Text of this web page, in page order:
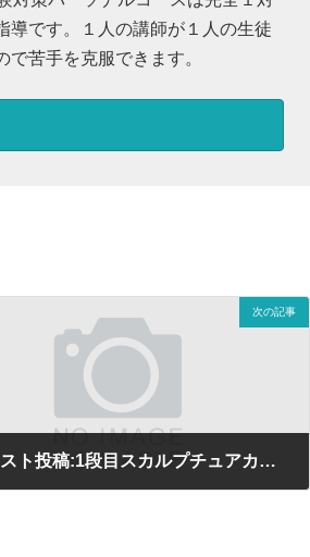
導です。１人の講師が１人の生徒
で苦手を克服できます。
次の記事
リクエスト投稿:1段目スカルプチュアカール